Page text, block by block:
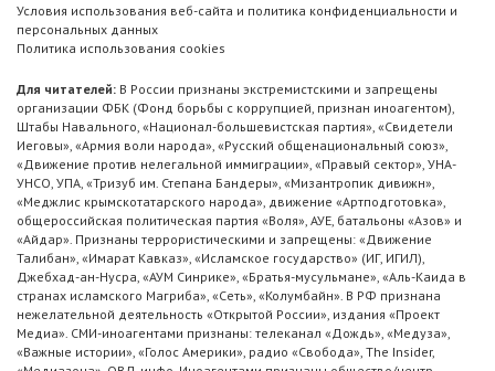
Условия использования веб-сайта и политика конфиденциальности и
персональных данных
Политика использования cookies
Для читателей: В России признаны экстремистскими и запрещены
организации ФБК (Фонд борьбы с коррупцией, признан иноагентом),
Штабы Навального, «Национал-большевистская партия», «Свидетели
Иеговы», «Армия воли народа», «Русский общенациональный союз»,
«Движение против нелегальной иммиграции», «Правый сектор», УНА-
УНСО, УПА, «Тризуб им. Степана Бандеры», «Мизантропик дивижн»,
«Меджлис крымскотатарского народа», движение «Артподготовка»,
общероссийская политическая партия «Воля», АУЕ, батальоны «Азов» и
«Айдар». Признаны террористическими и запрещены: «Движение
Талибан», «Имарат Кавказ», «Исламское государство» (ИГ, ИГИЛ),
Джебхад-ан-Нусра, «АУМ Синрике», «Братья-мусульмане», «Аль-Каида в
странах исламского Магриба», «Сеть», «Колумбайн». В РФ признана
нежелательной деятельность «Открытой России», издания «Проект
Медиа». СМИ-иноагентами признаны: телеканал «Дождь», «Медуза»,
«Важные истории», «Голос Америки», радио «Свобода», The Insider,